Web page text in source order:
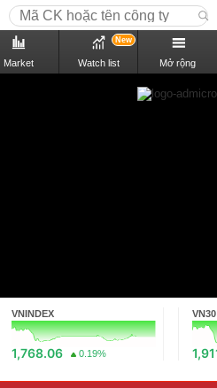
Market Watch list
New
Mở rộng
VNINDEX
1,768.06 0.19%
VN30